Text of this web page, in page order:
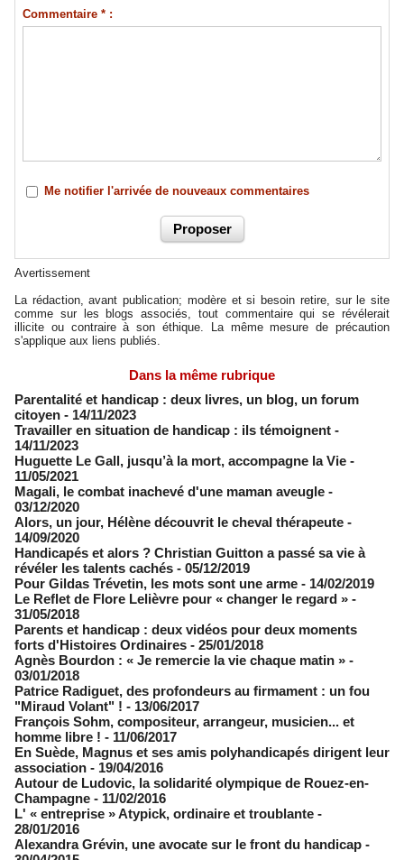
Commentaire * :
Me notifier l'arrivée de nouveaux commentaires
Avertissement
La rédaction, avant publication; modère et si besoin retire, sur le site
comme sur les blogs associés, tout commentaire qui se révélerait
illicite ou contraire à son éthique. La même mesure de précaution
s'applique aux liens publiés.
Dans la même rubrique
Parentalité et handicap : deux livres, un blog, un forum
citoyen - 14/11/2023
Travailler en situation de handicap : ils témoignent -
14/11/2023
Huguette Le Gall, jusqu’à la mort, accompagne la Vie -
11/05/2021
Magali, le combat inachevé d'une maman aveugle -
03/12/2020
Alors, un jour, Hélène découvrit le cheval thérapeute -
14/09/2020
Handicapés et alors ? Christian Guitton a passé sa vie à
révéler les talents cachés - 05/12/2019
Pour Gildas Trévetin, les mots sont une arme - 14/02/2019
Le Reflet de Flore Lelièvre pour « changer le regard » -
31/05/2018
Parents et handicap : deux vidéos pour deux moments
forts d'Histoires Ordinaires - 25/01/2018
Agnès Bourdon : « Je remercie la vie chaque matin » -
03/01/2018
Patrice Radiguet, des profondeurs au firmament : un fou
"Miraud Volant" ! - 13/06/2017
François Sohm, compositeur, arrangeur, musicien... et
homme libre ! - 11/06/2017
​En Suède, Magnus et ses amis polyhandicapés dirigent leur
association - 19/04/2016
Autour de Ludovic, la solidarité olympique de Rouez-en-
Champagne - 11/02/2016
L' « entreprise » Atypick, ordinaire et troublante -
28/01/2016
Alexandra Grévin, une avocate sur le front du handicap -